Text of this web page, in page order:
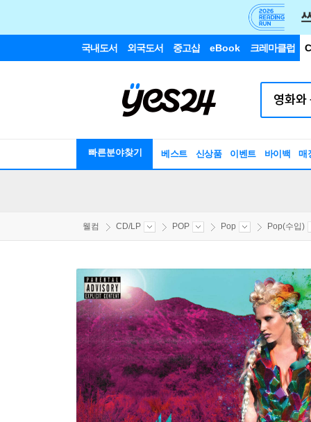
국내도서 외국도서 중고샵 eBook 크레마클럽
빠른분야찾기 베스트 신상품 이벤트 바이백 매
웰컴 CD/LP POP Pop Pop(수입)